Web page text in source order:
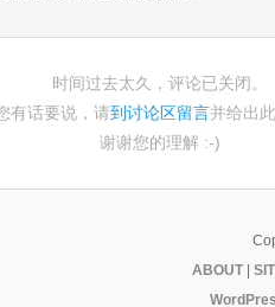
时间过去太久，评论已关闭。
有话要说，请到讨论区留言并给出
谢谢您的理解 :-)
ABOUT